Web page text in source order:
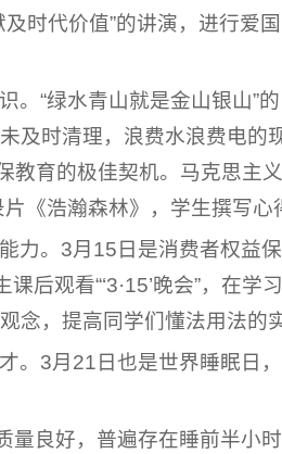
时代价值”的讲演，进行爱
“绿水青山就是金山银山”
及时清理，浪费水浪费电的
育的极佳契机。马克思主
《浩瀚森林》，学生撰写心
。3月15日是消费者权益
后观看“‘3·15’晚会”，在学
念，提高同学们懂法用法的
3月21日也是世界睡眠日
良好，普遍存在睡前半小